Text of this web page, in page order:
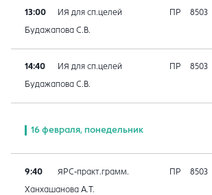
13:00 ИЯ для сп.целей ПР 8503
Будажапова С.В.
14:40 ИЯ для сп.целей ПР 8503
Будажапова С.В.
16 февраля, понедельник
9:40 ЯРС-практ.грамм. ПР 8503
Ханхашанова А.Т.